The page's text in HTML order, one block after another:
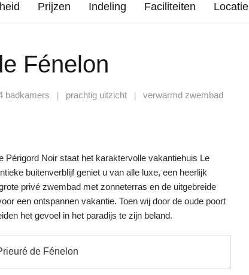
Prijzen Indeling Faciliteiten Locatie
Fénelon
badkamers prachtig uitzicht
verwarmd zwembad
Périgord Noir staat het karaktervolle vakantiehuis Le
buitenverblijf geniet u van alle luxe, een heerlijk
privé zwembad met zonneterras en de uitgebreide
een ontspannen vakantie. Toen wij door de oude poort
het gevoel in het paradijs te zijn beland.
de Fénelon